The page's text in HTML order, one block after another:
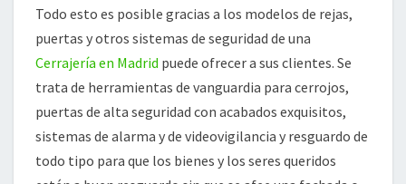
Todo esto es posible gracias a los modelos de rejas,
puertas y otros sistemas de seguridad de una
Cerrajería en Madrid puede ofrecer a sus clientes. Se
trata de herramientas de vanguardia para cerrojos,
puertas de alta seguridad con acabados exquisitos,
sistemas de alarma y de videovigilancia y resguardo de
todo tipo para que los bienes y los seres queridos